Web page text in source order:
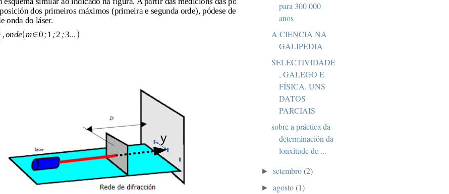
para 300 000
anos
A CIENCIA NA
GALIPEDIA
SELECTIVIDADE
, GALEGO E
FÍSICA. UNS
DATOS
PARCIAIS
sobre a práctica da
determinación da
lonxitude de ...
►setembro(2)
►agosto(1)